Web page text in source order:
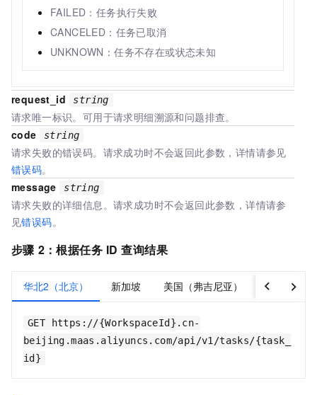
FAILED：任务执行失败
CANCELED：任务已取消
UNKNOWN：任务不存在或状态未知
request_id string
请求唯一标识。可用于请求明细溯源和问题排查。
code
string
请求失败的错误码。请求成功时不会返回此参数，详情请参见
错误码。
message
string
请求失败的详细信息。请求成功时不会返回此参数，详情请参
见错误码。
步骤 2：根据任务 ID 查询结果
华北2（北京） 新加坡 美国（弗吉尼亚） 德国（法
GET https://{WorkspaceId}.cn-
beijing.maas.aliyuncs.com/api/v1/tasks/{task_
id}